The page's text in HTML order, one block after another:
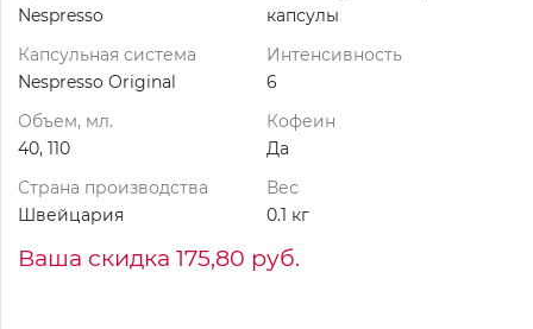
Nespresso
капсулы
Капсульная система
Nespresso Original
Интенсивность
6
Объем, мл.
40, 110
Кофеин
Да
Страна производства
Швейцария
Вес
0.1 кг
Ваша скидка 175,80 руб.